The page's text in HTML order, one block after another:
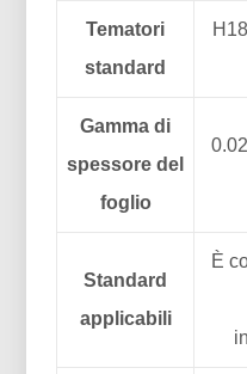
Tematori
standard
Gamma di
spessore del
foglio
Standard
applicabili
È